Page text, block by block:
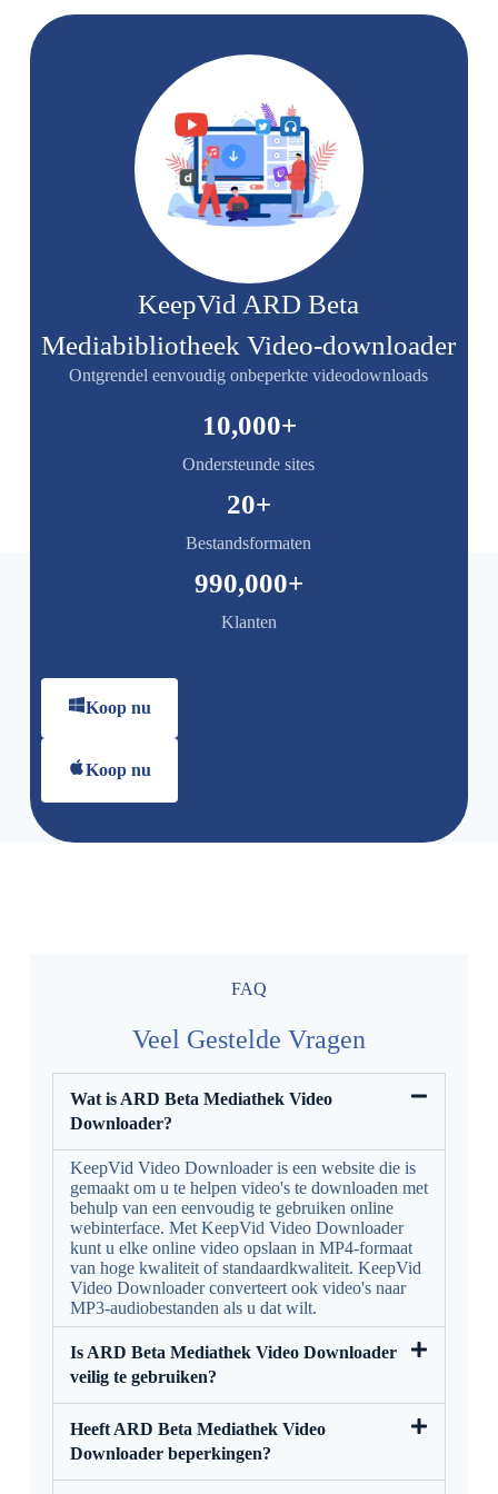
KeepVid ARD Beta
Mediabibliotheek Video-downloader
Ontgrendel eenvoudig onbeperkte videodownloads
Ondersteunde sites
10,000+
Bestandsformaten
20+
Klanten
990,000+
Koop nu
Koop nu
FAQ
Veel Gestelde Vragen
Wat is ARD Beta Mediathek Video
Downloader?
KeepVid Video Downloader is een website die is
gemaakt om u te helpen video's te downloaden met
behulp van een eenvoudig te gebruiken online
webinterface. Met KeepVid Video Downloader
kunt u elke online video opslaan in MP4-formaat
van hoge kwaliteit of standaardkwaliteit. KeepVid
Video Downloader converteert ook video's naar
MP3-audiobestanden als u dat wilt.
Is ARD Beta Mediathek Video Downloader
veilig te gebruiken?
Heeft ARD Beta Mediathek Video
Downloader beperkingen?